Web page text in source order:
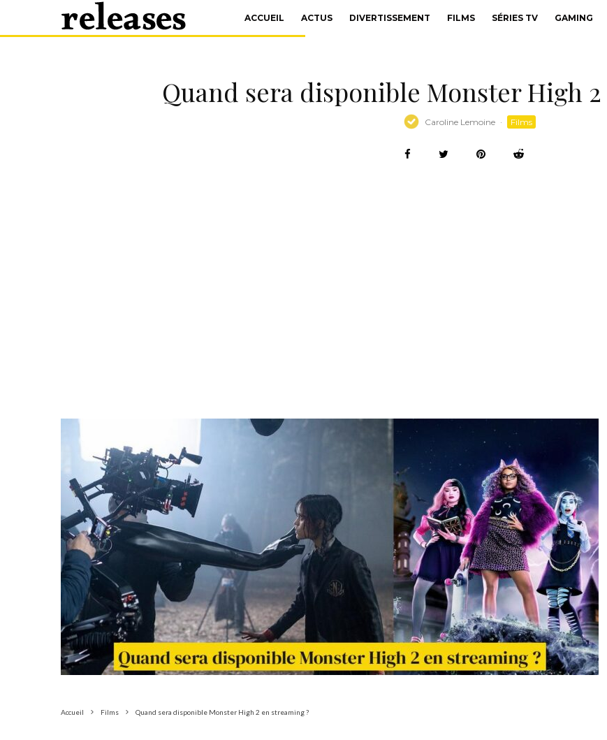
ACCUEIL ACTUS DIVERTISSEMENT FILMS SÉRIES TV GAMING
Quand sera disponible Monster High
Caroline Lemoine · Films
Accueil Films Quand sera disponible Monster High 2 en streaming ?